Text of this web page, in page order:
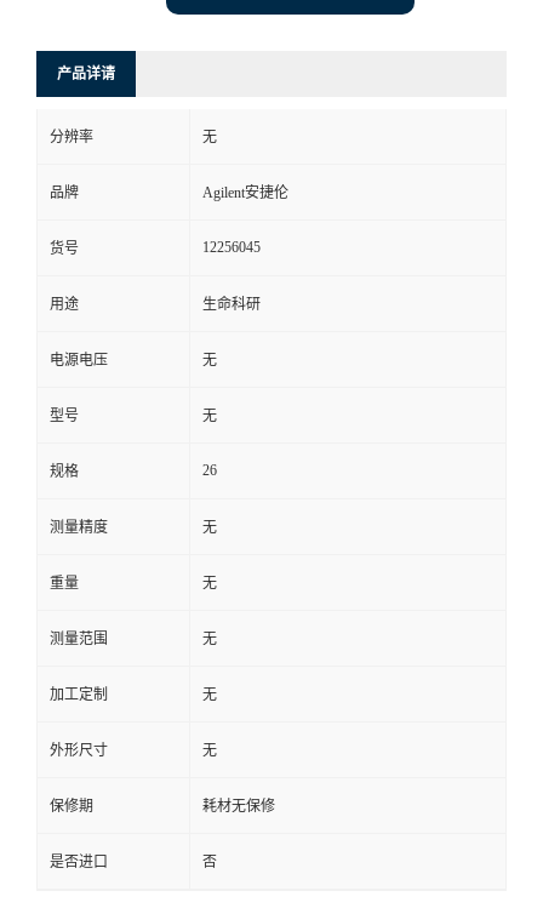
产品详请
分辨率 无
品牌 Agilent安捷伦
货号 12256045
用途 生命科研
电源电压 无
型号 无
规格 26
测量精度 无
重量 无
测量范围 无
加工定制 无
外形尺寸 无
保修期 耗材无保修
是否进口 否